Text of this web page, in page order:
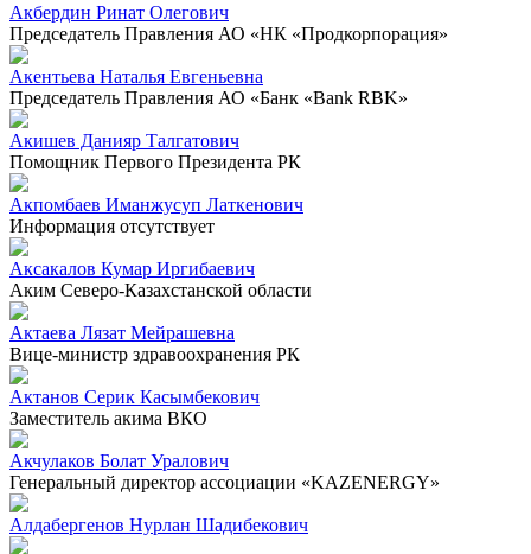
Акбердин Ринат Олегович
Председатель Правления АО «НК «Продкорпорация»
Акентьева Наталья Евгеньевна
Председатель Правления АО «Банк «Bank RBK»
Акишев Данияр Талгатович
Помощник Первого Президента РК
Акпомбаев Иманжусуп Латкенович
Информация отсутствует
Аксакалов Кумар Иргибаевич
Аким Северо-Казахстанской области
Актаева Лязат Мейрашевна
Вице-министр здравоохранения РК
Актанов Серик Касымбекович
Заместитель акима ВКО
Акчулаков Болат Уралович
Генеральный директор ассоциации «KAZENERGY»
Алдабергенов Нурлан Шадибекович